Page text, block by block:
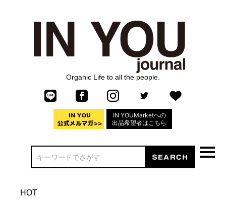
Organic Life to all the people.
IN YOUMarketへの
出品希望者はこちら
HOT